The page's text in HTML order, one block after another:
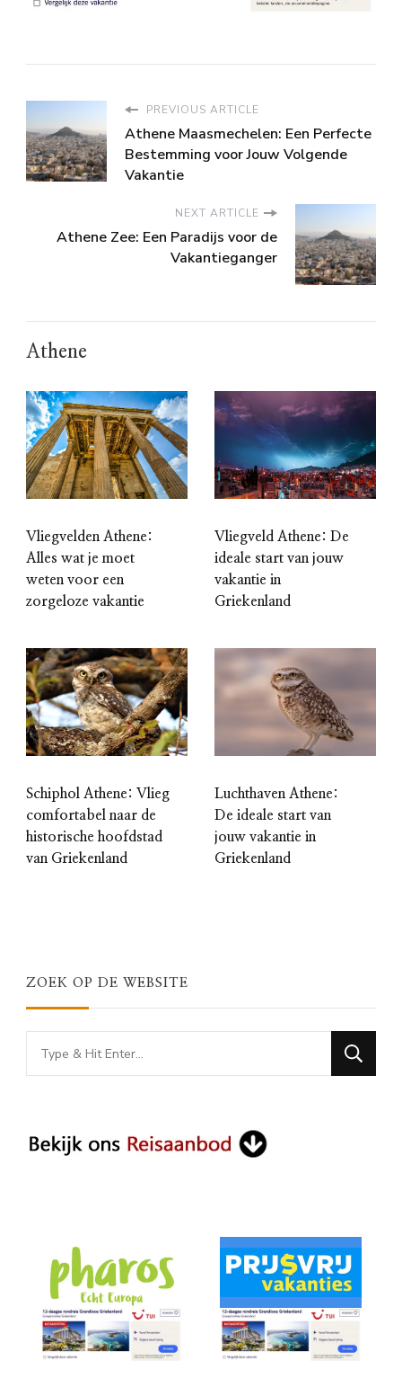
PREVIOUS ARTICLE
Athene Maasmechelen: Een Perfecte
Bestemming voor Jouw Volgende
Vakantie
NEXT ARTICLE
Athene Zee: Een Paradijs voor de
Vakantieganger
Athene
Vliegvelden Athene:
Alles wat je moet
weten voor een
zorgeloze vakantie
Vliegveld Athene: De
ideale start van jouw
vakantie in
Griekenland
Schiphol Athene: Vlieg
comfortabel naar de
historische hoofdstad
van Griekenland
Luchthaven Athene:
De ideale start van
jouw vakantie in
Griekenland
ZOEK OP DE WEBSITE
Looking
for